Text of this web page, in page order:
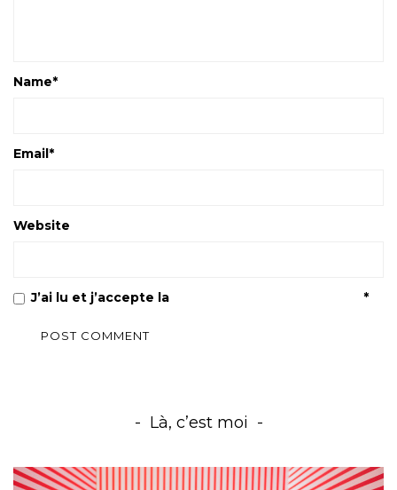
Name*
Email*
Website
J’ai lu et j’accepte la *
Là, c’est moi